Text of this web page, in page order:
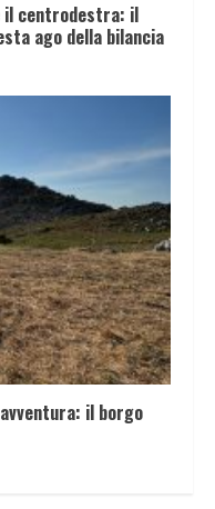
il centrodestra: il
ago della bilancia
il borgo